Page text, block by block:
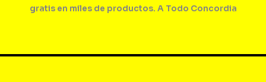
gratis en miles de productos. A Todo Concordia